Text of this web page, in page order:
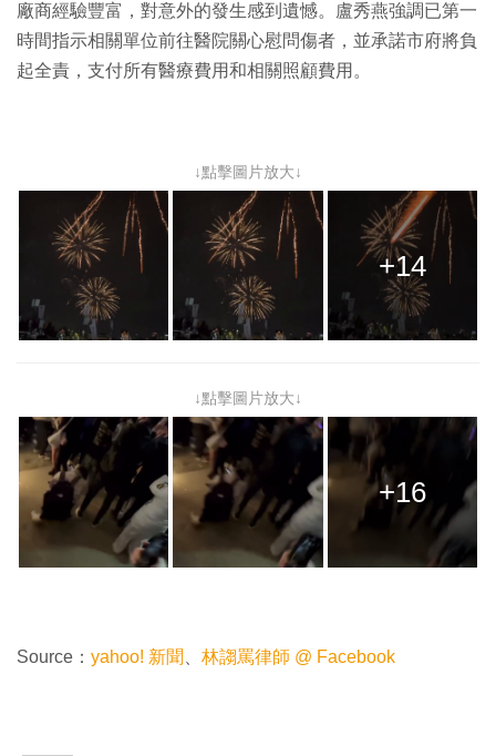
廠商經驗豐富，對意外的發生感到遺憾。盧秀燕強調已第一
時間指示相關單位前往醫院關心慰問傷者，並承諾市府將負
起全責，支付所有醫療費用和相關照顧費用。
↓點擊圖片放大↓
+14
↓點擊圖片放大↓
+16
Source： yahoo! 新聞 林謅罵律師 @ Facebook